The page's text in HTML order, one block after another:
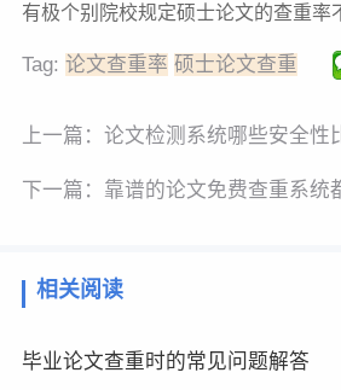
有极个别院校规定硕士论文的查重率
Tag: 论文查重率 硕士论文查重
上一篇： 论文检测系统哪些安全性
下一篇： 靠谱的论文免费查重系统
相关阅读
毕业论文查重时的常见问题解答